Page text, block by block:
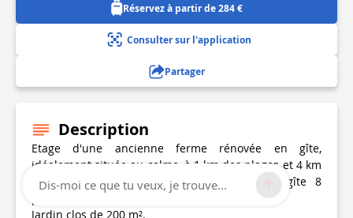
Réservez à partir de 284 €
Consulter sur l'application
Partager
Description
Etage d'une ancienne ferme rénovée en gîte,
idéalement située au calme, à 1 km des plages et 4 km
du centre de Pornic (mitoyen à un autre gîte 8
Jardin clos de 200 m².
Dis-moi ce que tu veux, je trouve...